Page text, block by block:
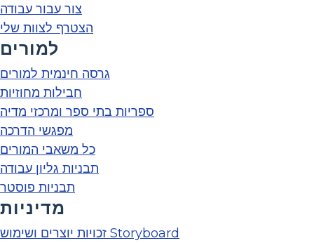
צור עבור עבודה
הצטרף לצוות שלי
למורים
גרסה חינמית למורים
חבילות מחוזיות
ספריות בתי ספר ומרכזי מדיה
מפגשי הדרכה
כל משאבי המורים
תבניות גליון עבודה
תבניות פוסטר
מדיניות
זכויות יוצרים ושימוש Storyboard